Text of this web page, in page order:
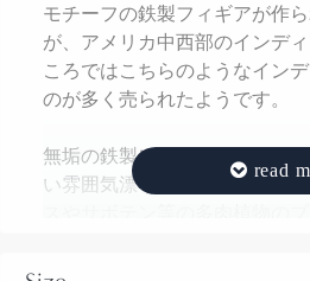
モチーフの鉄製フィギアが作
が、アメリカ中西部のインデ
ころではこちらのようなイン
のが多く売られたようです。
無垢の鉄製によるアンティー
い雰囲気漂うオブジェです。